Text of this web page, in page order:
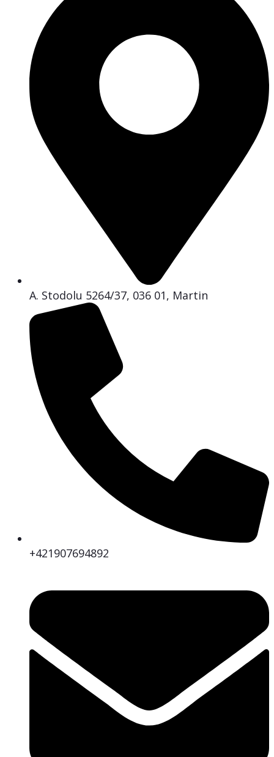
A. Stodolu 5264/37, 036 01, Martin
+421907694892